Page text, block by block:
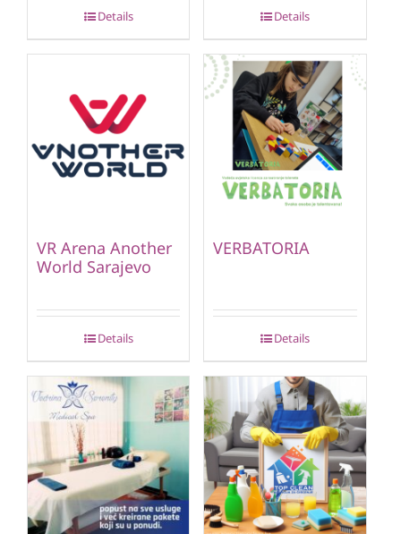
Details Details
VR Arena Another
World Sarajevo
Details
VERBATORIA
Details